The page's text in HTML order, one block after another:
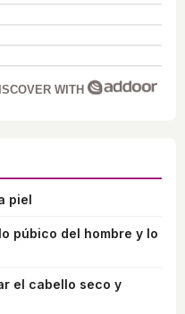
WITH
piel
púbico del hombre y lo
el cabello seco y